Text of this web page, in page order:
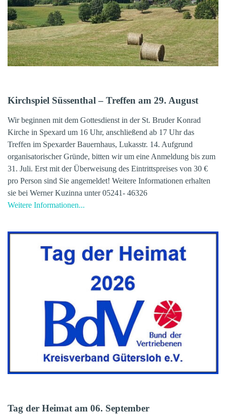
Kirchspiel Süssenthal – Treffen am 29. August
Wir beginnen mit dem Gottesdienst in der St. Bruder Konrad
Kirche in Spexard um 16 Uhr, anschließend ab 17 Uhr das
Treffen im Spexarder Bauernhaus, Lukasstr. 14. Aufgrund
organisatorischer Gründe, bitten wir um eine Anmeldung bis zum
31. Juli. Erst mit der Überweisung des Eintrittspreises von 30 €
pro Person sind Sie angemeldet! Weitere Informationen erhalten
sie bei Werner Kuzinna unter 05241- 46326
Weitere Informationen...
Tag der Heimat am 06. September